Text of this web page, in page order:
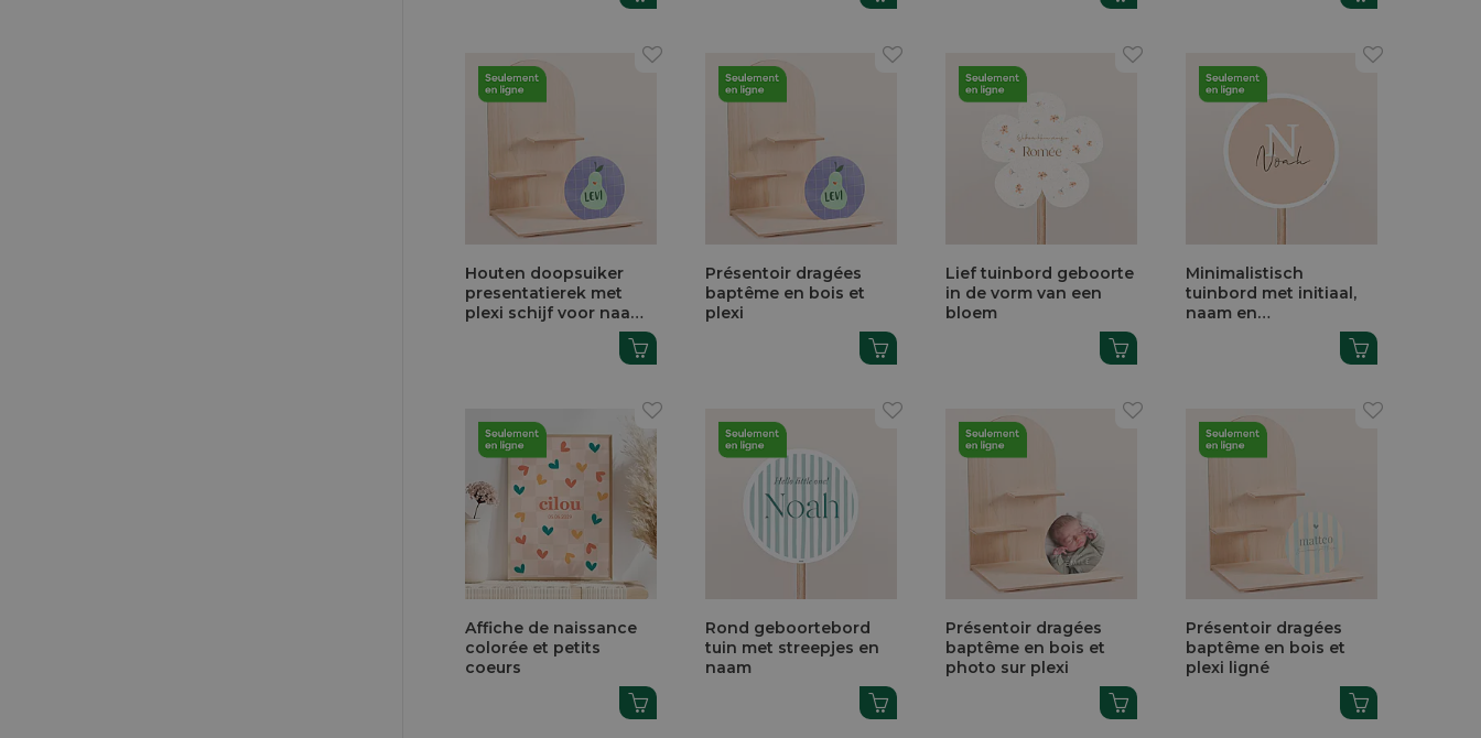
Houten doopsuiker
presentatierek met
plexi schijf voor naam
Présentoir dragées
baptême en bois et
plexi
Lief tuinbord geboorte
in de vorm van een
bloem
Minimalistisch
tuinbord met initiaal,
naam en
Affiche de naissance
colorée et petits
coeurs
Rond geboortebord
tuin met streepjes en
naam
Présentoir dragées
baptême en bois et
photo sur plexi
Présentoir dragées
baptême en bois et
plexi ligné